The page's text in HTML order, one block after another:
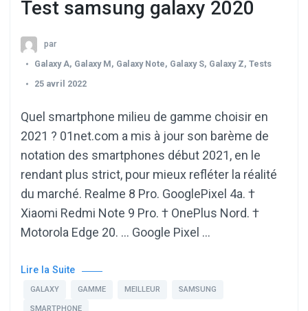
Test samsung galaxy 2020
par
Galaxy A, Galaxy M, Galaxy Note, Galaxy S, Galaxy Z, Tests
25 avril 2022
Quel smartphone milieu de gamme choisir en
2021 ? 01net.com a mis à jour son barème de
notation des smartphones début 2021, en le
rendant plus strict, pour mieux refléter la réalité
du marché. Realme 8 Pro. GooglePixel 4a. †
Xiaomi Redmi Note 9 Pro. † OnePlus Nord. †
Motorola Edge 20. … Google Pixel …
Lire la Suite
GALAXY GAMME MEILLEUR SAMSUNG
SMARTPHONE